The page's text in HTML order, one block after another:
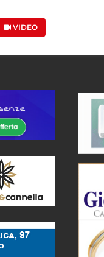
VIDEO